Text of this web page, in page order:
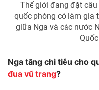
Thế giới đang đặt
quốc phòng có làm gia
giữa Nga và các nước
Nga tăng chi tiêu cho
đua vũ trang?